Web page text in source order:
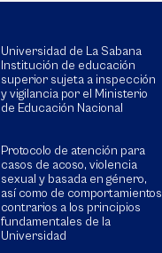
Universidad de La Sabana
Institución de educación
superior sujeta a inspección
y vigilancia por el Ministerio
de Educación Nacional
Protocolo de atención para
casos de acoso, violencia
sexual y basada en género,
así como de comportamientos
contrarios a los principios
fundamentales de la
Universidad